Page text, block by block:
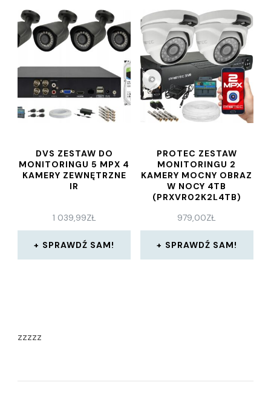
DVS ZESTAW DO
MONITORINGU 5 MPX 4
KAMERY ZEWNĘTRZNE
IR
1 039,99ZŁ
SPRAWDŹ SAM!
PROTEC ZESTAW
MONITORINGU 2
KAMERY MOCNY OBRAZ
W NOCY 4TB
(PRXVR02K2L4TB)
979,00ZŁ
SPRAWDŹ SAM!
zzzzz